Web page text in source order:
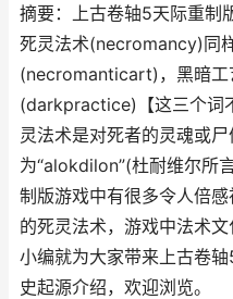
摘要：上古卷轴5天际重制
死灵法术(necromancy)同
(necromanticart)，黑暗
(darkpractice)【这三个词
灵法术是对死者的灵魂或
为“alokdilon”(杜耐维尔所
制版游戏中有很多令人倍
的死灵法术，游戏中法术
小编就为大家带来上古卷
史起源介绍，欢迎浏览。